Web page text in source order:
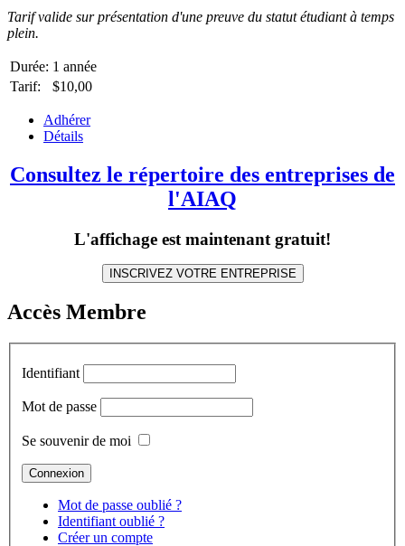
Tarif valide sur présentation d'une preuve du statut étudiant à temps
plein.
Durée: 1 année
Tarif:
$10,00
Adhérer
Détails
Consultez le répertoire des entreprises de
l'AIAQ
L'affichage est maintenant gratuit!
INSCRIVEZ VOTRE ENTREPRISE
Accès Membre
Identifiant
Mot de passe
Se souvenir de moi
Mot de passe oublié ?
Identifiant oublié ?
Créer un compte